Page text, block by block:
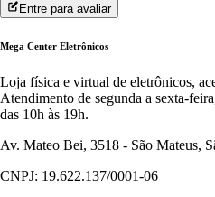
Entre para avaliar
Mega Center Eletrônicos
Loja física e virtual de eletrônicos,
Atendimento de segunda a sexta-
das 10h às 19h.
Av. Mateo Bei, 3518 - São Mateus,
CNPJ: 19.622.137/0001-06